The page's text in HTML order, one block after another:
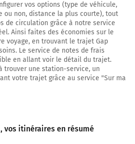
Jean Jaurès sur 45 mètres
sur N85 (Avenue Jean Jaurès) et
450 mètres
vos options (type de véhicule,
ou non, distance la plus courte), tout
de circulation grâce à notre service
Ainsi faites des économies sur le
voyage, en trouvant le trajet Gap
Le service de notes de frais
en allant voir le détail du trajet.
trouver une station-service, un
votre trajet grâce au service "Sur ma
, vos itinéraires en résumé